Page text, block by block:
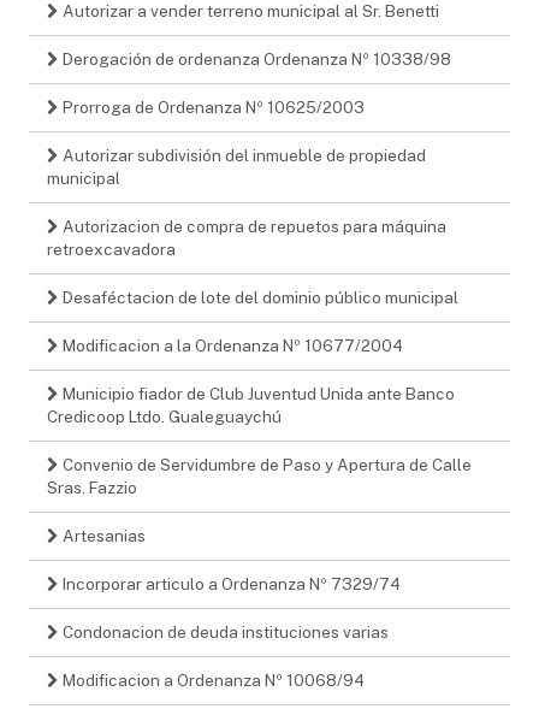
Autorizar a vender terreno municipal al Sr. Benetti
Derogación de ordenanza Ordenanza Nº 10338/98
Prorroga de Ordenanza Nº 10625/2003
Autorizar subdivisión del inmueble de propiedad
municipal
Autorizacion de compra de repuetos para máquina
retroexcavadora
Desaféctacion de lote del dominio público municipal
Modificacion a la Ordenanza Nº 10677/2004
Municipio fiador de Club Juventud Unida ante Banco
Credicoop Ltdo. Gualeguaychú
Convenio de Servidumbre de Paso y Apertura de Calle
Sras. Fazzio
Artesanias
Incorporar articulo a Ordenanza Nº 7329/74
Condonacion de deuda instituciones varias
Modificacion a Ordenanza Nº 10068/94